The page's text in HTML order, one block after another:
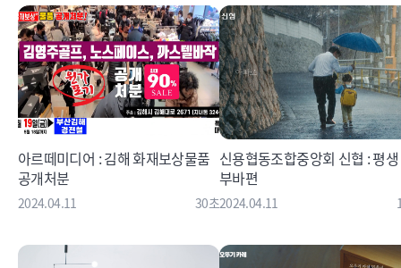
아르떼미디어 : 김해 화재보상물품
공개처분
2024.04.11 30초
신용협동조합중앙회 신협 : 평
부바편
2024.04.11